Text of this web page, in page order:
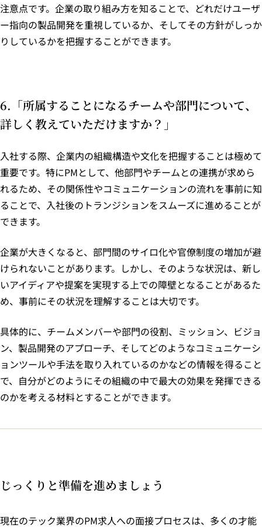
注意点です。企業の取り組み方を知ることで、どれだけユーザ
ー指向の製品開発を重視しているか、そしてその方針がしっか
りしているかを把握することができます。
6.「所属することになるチームや部門について、
詳しく教えていただけますか？」
入社する際、企業内の組織構造や文化を把握することは極めて
重要です。特にPMとして、他部門やチームとの連携が求めら
れるため、その関係性やコミュニケーションの流れを事前に知
ることで、入社後のトランジションをスムーズに進めることが
できます。
企業が大きくなると、部門間のサイロ化や官僚制度の増加が避
けられないことがあります。しかし、そのような状況は、新し
いアイディアや提案を実現する上での障壁となることがあるた
め、事前にその状況を理解することは大切です。
具体的に、チームメンバーや部門の役割、ミッション、ビジョ
ン、製品開発のアプローチ、そしてどのようなコミュニケーシ
ョンツールや手法を取り入れているのかなどの情報を得ること
で、自分がどのようにその組織の中で最大の効果を発揮できる
のかを考える材料とすることができます。
じっくりと準備を進めましょう
現在のテック業界のPM求人への面接プロセスは、多くの才能